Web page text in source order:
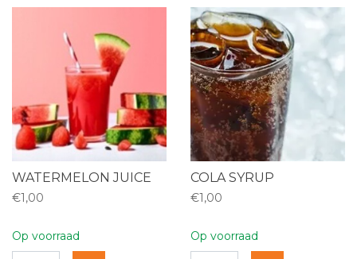
WATERMELON JUICE
€1,00
Op voorraad
COLA SYRUP
€1,00
Op voorraad